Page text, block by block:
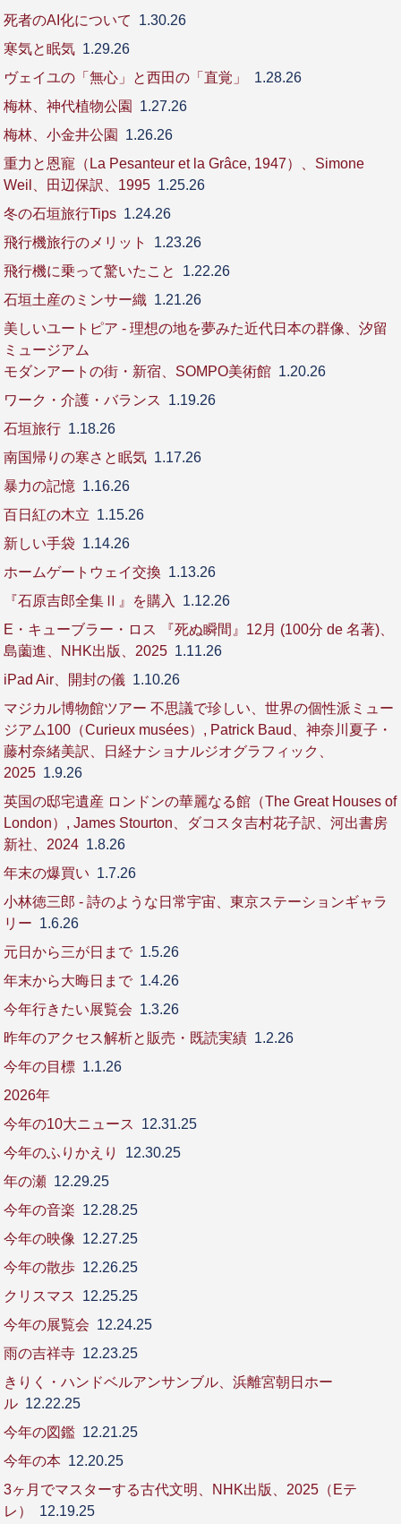
死者のAI化について
1.30.26
寒気と眠気 1.29.26
ヴェイユの「無心」と西田の「直覚」
1.28.26
梅林、神代植物公園
1.27.26
梅林、小金井公園
1.26.26
重力と恩寵（La Pesanteur et la Grâce, 1947）、Simone
Weil、田辺保訳、1995 1.25.26
冬の石垣旅行Tips 1.24.26
飛行機旅行のメリット
1.23.26
飛行機に乗って驚いたこと
1.22.26
石垣土産のミンサー織 1.21.26
美しいユートピア - 理想の地を夢みた近代日本の群像、汐留
ミュージアム
モダンアートの街・新宿、SOMPO美術館 1.20.26
ワーク・介護・バランス
1.19.26
石垣旅行 1.18.26
南国帰りの寒さと眠気 1.17.26
暴力の記憶 1.16.26
百日紅の木立 1.15.26
新しい手袋 1.14.26
ホームゲートウェイ交換 1.13.26
『石原吉郎全集Ⅱ』を購入
1.12.26
E・キューブラー・ロス 『死ぬ瞬間』12月 (100分 de 名著)、
島薗進、NHK出版、2025 1.11.26
iPad Air、開封の儀 1.10.26
マジカル博物館ツアー 不思議で珍しい、世界の個性派ミュー
ジアム100（Curieux musées）, Patrick Baud、神奈川夏子・
藤村奈緒美訳、日経ナショナルジオグラフィック、
2025 1.9.26
英国の邸宅遺産 ロンドンの華麗なる館（The Great Houses of
London）, James Stourton、ダコスタ吉村花子訳、河出書房
新社、2024 1.8.26
年末の爆買い 1.7.26
小林徳三郎 - 詩のような日常宇宙、東京ステーションギャラ
リー 1.6.26
元日から三が日まで 1.5.26
年末から大晦日まで 1.4.26
今年行きたい展覧会 1.3.26
昨年のアクセス解析と販売・既読実績 1.2.26
今年の目標 1.1.26
2026年
今年の10大ニュース
12.31.25
今年のふりかえり
12.30.25
年の瀬 12.29.25
今年の音楽 12.28.25
今年の映像 12.27.25
今年の散歩 12.26.25
クリスマス
12.25.25
今年の展覧会 12.24.25
雨の吉祥寺 12.23.25
きりく・ハンドベルアンサンブル、浜離宮朝日ホー
ル 12.22.25
今年の図鑑 12.21.25
今年の本 12.20.25
3ヶ月でマスターする古代文明、NHK出版、2025（Eテ
レ）
12.19.25